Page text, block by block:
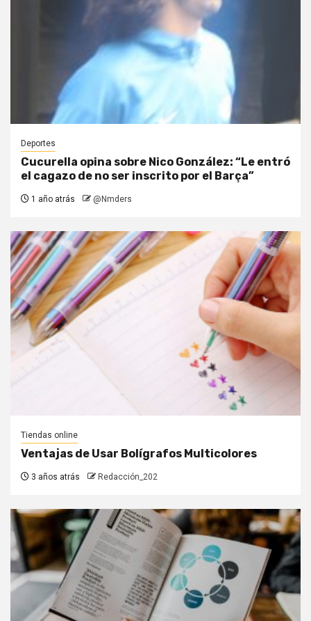
Deportes
Cucurella opina sobre Nico González: “Le entró
el cagazo de no ser inscrito por el Barça”
1 año atrás @Nmders
Tiendas online
Ventajas de Usar Bolígrafos Multicolores
3 años atrás Redacción_202